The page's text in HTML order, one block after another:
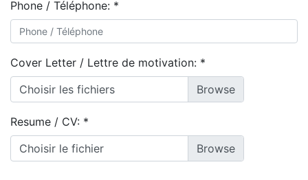
Phone / Téléphone: *
Cover Letter / Lettre de motivation: *
Choisir les fichiers
Resume / CV: *
Choisir le fichier